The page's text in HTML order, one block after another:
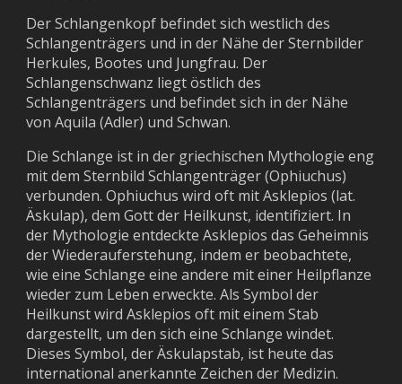
Der Schlangenkopf befindet sich westlich des
Schlangenträgers und in der Nähe der Sternbilder
Herkules, Bootes und Jungfrau. Der
Schlangenschwanz liegt östlich des
Schlangenträgers und befindet sich in der Nähe
von Aquila (Adler) und Schwan.
Die Schlange ist in der griechischen Mythologie eng
mit dem Sternbild Schlangenträger (Ophiuchus)
verbunden. Ophiuchus wird oft mit Asklepios (lat.
Äskulap), dem Gott der Heilkunst, identifiziert. In
der Mythologie entdeckte Asklepios das Geheimnis
der Wiederauferstehung, indem er beobachtete,
wie eine Schlange eine andere mit einer Heilpflanze
wieder zum Leben erweckte. Als Symbol der
Heilkunst wird Asklepios oft mit einem Stab
dargestellt, um den sich eine Schlange windet.
Dieses Symbol, der Äskulapstab, ist heute das
international anerkannte Zeichen der Medizin.